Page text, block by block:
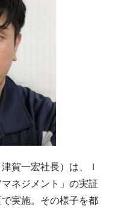
賀一宏社長）は、Ｉ
ネジメント」の実証
実施。その様子を都